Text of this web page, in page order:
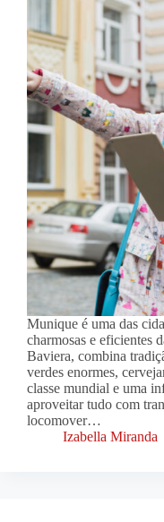
Munique é uma das
charmosas e eficientes
Baviera, combina
verdes enormes,
classe mundial e uma
aproveitar tudo com
locomover…
Izabella Miranda